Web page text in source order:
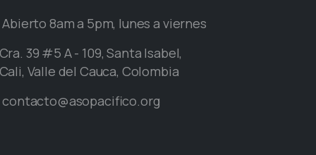
Abierto 8am a 5pm, lunes a viernes
Cra. 39 #5 A - 109, Santa Isabel,
Cali, Valle del Cauca, Colombia
contacto@asopacifico.org